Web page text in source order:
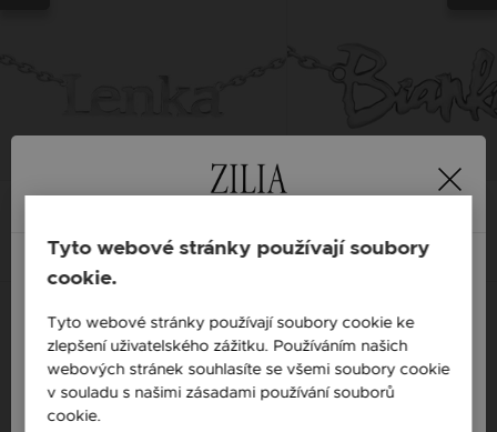
CORTINA SABOTAGE
1/2
Personalizované náhrdelníky se jménem – Symbol elegance a
Česká republika / CZ
Slovensko / SK
Tyto webové stránky používají soubory
cookie.
Tyto webové stránky používají soubory cookie ke
zlepšení uživatelského zážitku. Používáním našich
webových stránek souhlasíte se všemi soubory cookie
v souladu s našimi zásadami používání souborů
cookie.